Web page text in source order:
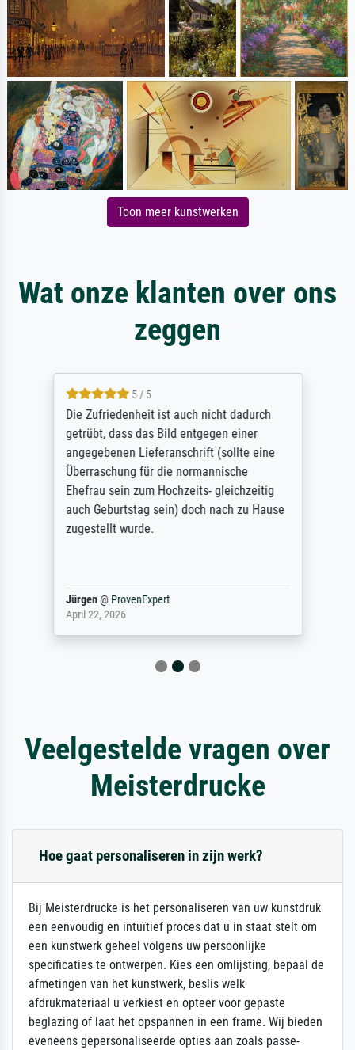
Toon meer kunstwerken
Wat onze klanten over ons
zeggen
5 / 5
Die Zufriedenheit ist auch nicht dadurch
getrübt, dass das Bild entgegen einer
angegebenen Lieferanschrift (sollte eine
Überraschung für die normannische
Ehefrau sein zum Hochzeits- gleichzeitig
auch Geburtstag sein) doch nach zu Hause
zugestellt wurde.
Jürgen@ ProvenExpert
April 22, 2026
Veelgestelde vragen over
Meisterdrucke
Hoe gaat personaliseren in zijn werk?
Bij Meisterdrucke is het personaliseren van uw kunstdruk
een eenvoudig en intuïtief proces dat u in staat stelt om
een kunstwerk geheel volgens uw persoonlijke
specificaties te ontwerpen. Kies een omlijsting, bepaal de
afmetingen van het kunstwerk, beslis welk
afdrukmateriaal u verkiest en opteer voor gepaste
beglazing of laat het opspannen in een frame. Wij bieden
eveneens gepersonaliseerde opties aan zoals passe-